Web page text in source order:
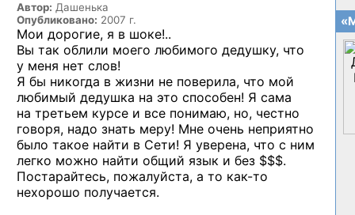
Автор: Дашенька
Опубликовано: 2007 г.
Мои дорогие, я в шоке!..
Вы так облили моего любимого дедушку, что
у меня нет слов!
Я бы никогда в жизни не поверила, что мой
любимый дедушка на это способен! Я сама
на третьем курсе и все понимаю, но, честно
говоря, надо знать меру! Мне очень неприятно
было такое найти в Сети! Я уверена, что с ним
легко можно найти общий язык и без $$$.
Постарайтесь, пожалуйста, а то как-то
нехорошо получается.